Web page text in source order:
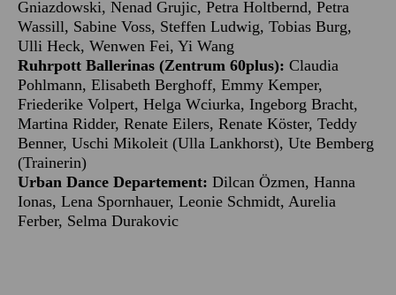
Gniazdowski, Nenad Grujic, Petra Holtbernd, Petra
Wassill, Sabine Voss, Steffen Ludwig, Tobias Burg,
Ulli Heck, Wenwen Fei, Yi Wang
Ruhrpott Ballerinas (Zentrum 60plus): Claudia
Pohlmann, Elisabeth Berghoff, Emmy Kemper,
Friederike Volpert, Helga Wciurka, Ingeborg Bracht,
Martina Ridder, Renate Eilers, Renate Köster, Teddy
Benner, Uschi Mikoleit (Ulla Lankhorst), Ute Bemberg
(Trainerin)
Urban Dance Departement: Dilcan Özmen, Hanna
Ionas, Lena Spornhauer, Leonie Schmidt, Aurelia
Ferber, Selma Durakovic